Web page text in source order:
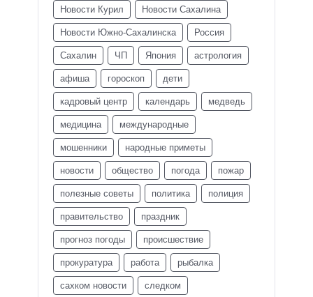
Новости Курил Новости Сахалина
Новости Южно-Сахалинска Россия
Сахалин ЧП Япония астрология
афиша гороскоп дети
кадровый центр календарь медведь
медицина международные
мошенники народные приметы
новости общество погода пожар
полезные советы политика полиция
правительство праздник
прогноз погоды происшествие
прокуратура работа рыбалка
сахком новости следком